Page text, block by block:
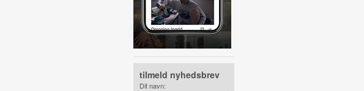
tilmeld nyhedsbrev
Dit navn: